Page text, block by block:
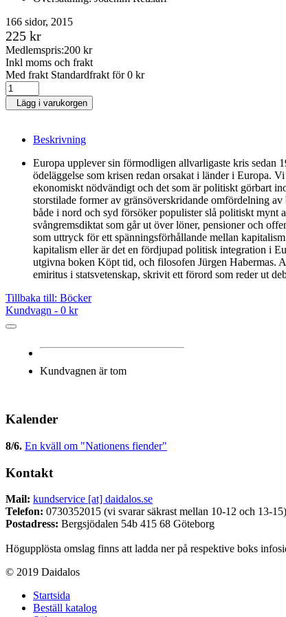
166 sidor, 2015
225 kr
Medlemspris:200 kr
Inkl moms och frakt
Med frakt Standardfrakt för 0 kr
Lägg i varukorgen
Beskrivning
Europa upplever sin förmodligen allvarligaste kris sedan
ödeläggelse som krisen redan orsakat i länder i Europa.
ekonomiskt nödvändigt och det som är politiskt görbart
storstilade former av gränsöverskridande omfördelning
både i nord och syd försöker populister slå politiskt mynt
svångremsdiktat som går ut över löner, pensioner och
som uttryck för ett spänningsförhållande mellan
kapitalism eller är det en fördjupad politisk integration i
utgivna boken Köpt tid, och filosofen Jürgen Habermas.
emiritus i statsvetenskap, skrivit ett förord som reder ut
Tillbaka till: Böcker
Kundvagn - 0 kr
Kundvagnen är tom
Kalender
8/6. En kväll om "Nationens fiender"
Kontakt
Mail: kundservice [at] daidalos.se
Telefon: 0730352015 (vi svarar säkrast mellan 10-12 och 13-15)
Postadress: Bergsjödalen 54b 415 68 Göteborg
Högupplösta omslag finns att ladda ner på respektive boks
© 2019 Daidalos
Startsida
Beställ katalog